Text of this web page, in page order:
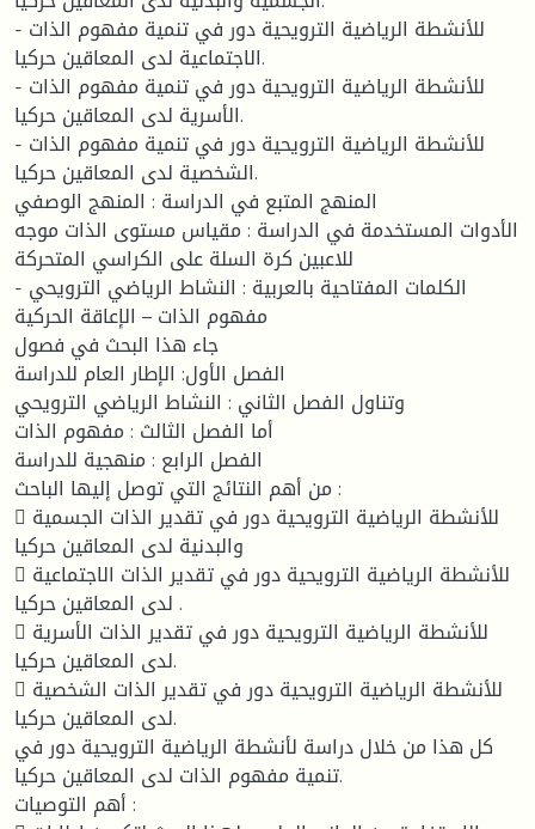
- للأنشطة الرياضية الترويحية دور في تنمية مفهوم الذات
الاجتماعية لدى المعاقين حركيا.
- للأنشطة الرياضية الترويحية دور في تنمية مفهوم الذات
الأسرية لدى المعاقين حركيا.
- للأنشطة الرياضية الترويحية دور في تنمية مفهوم الذات
الشخصية لدى المعاقين حركيا.
المنهج المتبع في الدراسة : المنهج الوصفي
الأدوات المستخدمة في الدراسة : مقياس مستوى الذات موجه
للاعبين كرة السلة على الكراسي المتحركة
الكلمات المفتاحية بالعربية : النشاط الرياضي الترويحي -
مفهوم الذات – الإعاقة الحركية
جاء هذا البحث في فصول
الفصل الأول: الإطار العام للدراسة
وتناول الفصل الثاني : النشاط الرياضي الترويحي
أما الفصل الثالث : مفهوم الذات
الفصل الرابع : منهجية للدراسة
من أهم النتائج التي توصل إليها الباحث :
 للأنشطة الرياضية الترويحية دور في تقدير الذات الجسمية
والبدنية لدى المعاقين حركيا
 للأنشطة الرياضية الترويحية دور في تقدير الذات الاجتماعية
لدى المعاقين حركيا .
 للأنشطة الرياضية الترويحية دور في تقدير الذات الأسرية
لدى المعاقين حركيا.
 للأنشطة الرياضية الترويحية دور في تقدير الذات الشخصية
لدى المعاقين حركيا.
كل هذا من خلال دراسة لأنشطة الرياضية الترويحية دور في
تنمية مفهوم الذات لدى المعاقين حركيا.
أهم التوصيات :